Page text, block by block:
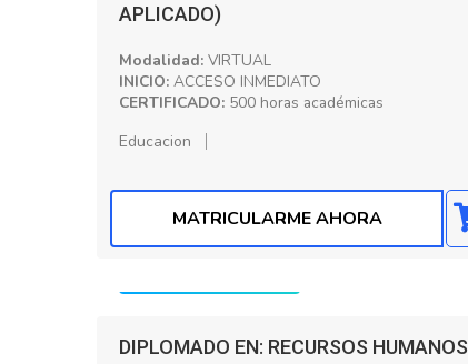
APLICADO)
Modalidad: VIRTUAL
INICIO: ACCESO INMEDIATO
CERTIFICADO: 500 horas académicas
Educacion
MATRICULARME AHORA
DIPLOMADO EN: RECURSOS HUMANOS